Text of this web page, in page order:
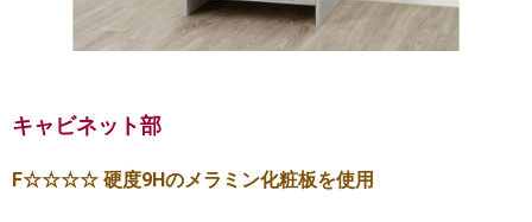
キャビネット部
F☆☆☆☆ 硬度9Hのメラミン化粧板を使用